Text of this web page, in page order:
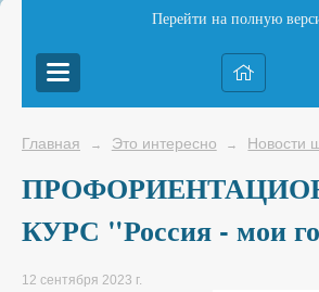
Перейти на полную
Главная → Это интересно → Новости
КУРС "Россия - мои
12 сентября 2023 г.